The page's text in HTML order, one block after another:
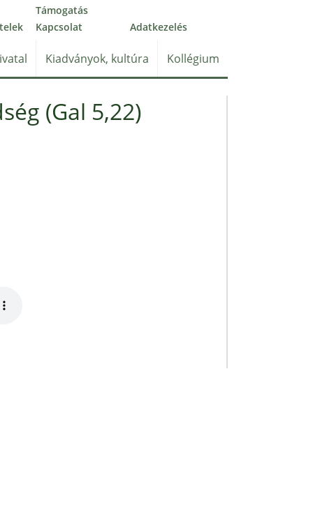
Támogatás
Kapcsolat Adatkezelés
Kiadványok, kultúra Kollégium
(Gal 5,22)